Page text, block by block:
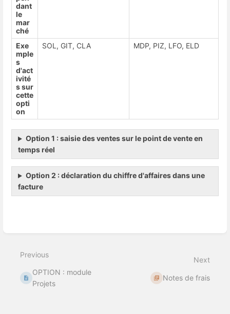
dant
le
mar
ché
Exe
mple
s
d'act
ivité
s sur
cette
opti
on
SOL, GIT, CLA MDP, PIZ, LFO, ELD
Option 1 : saisie des ventes sur le point de vente en
temps réel
Option 2 : déclaration du chiffre d'affaires dans une
facture
mode
Previous
OPTION : module
Projets
Next
Notes de frais